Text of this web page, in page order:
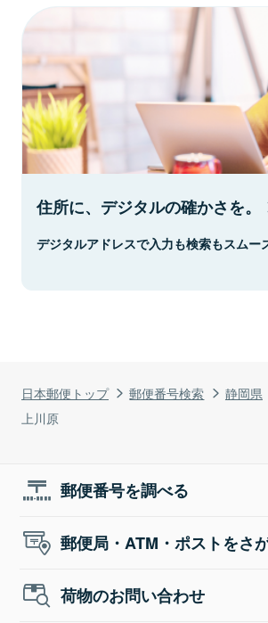
日本郵便トップ 郵便番号検索 静岡県
上川原
住所に、デジタルの確かさを。
デジタルアドレスで入力も検索もスムー
郵便番号を調べる
郵便局・ATM・ポストをさ
荷物のお問い合わせ